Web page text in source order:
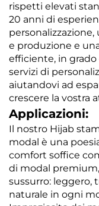
rispetti elevati
20 anni di
e produzione e
efficiente, in
servizi di
aiutandovi ad
crescere la vostra
Applicazioni:
Il nostro Hijab
modal è una
comfort soffice
di modal
sussurro: leggero,
naturale in ogni